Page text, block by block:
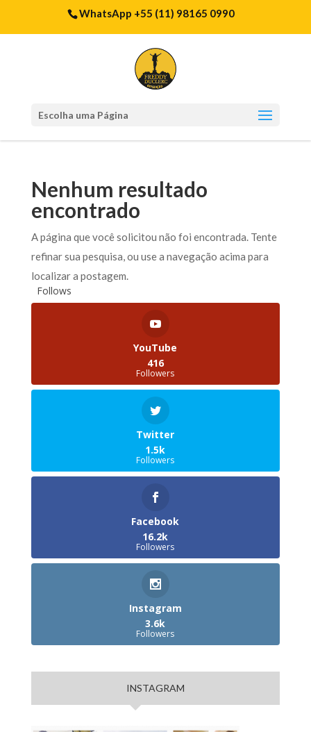
WhatsApp +55 (11) 98165 0990
Escolha uma Página
Nenhum resultado
encontrado
A página que você solicitou não foi encontrada. Tente
refinar sua pesquisa, ou use a navegação acima para
localizar a postagem.
Follows
YouTube
416
Followers
Twitter
1.5k
Followers
Facebook
16.2k
Followers
Instagram
3.6k
Followers
INSTAGRAM